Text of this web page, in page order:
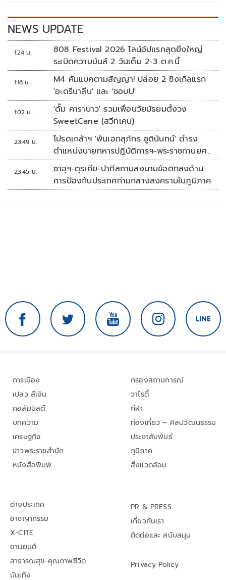
k k
NEWS UPDATE
1:24 น.
808 Festival 2026 ไลน์อัปแรกสุดยิ่งใหญ่
ระเบิดความมันส์ 2 วันเต็ม 2-3 ต.ค.นี้
1:16 น.
M4 คัมแบคตามสัญญา! ปล่อย 2 ซิงเกิลแรก
'อะดรีนาลีน' และ 'ชอบU'
1:02 น.
'ดั๊ม คาราบาว' รวมเพื่อนวัยมัธยมตั้งวง
SweetCane (สวีทเคน)
23:49 น.
โปรดเกล้าฯ 'พันเอกสุภัทร ชูตินันทน์' ดำรง
ตำแหน่งนายทหารปฏิบัติการฯ-พระราชทานยศ
'พลตรี'
23:45 น.
ซาอุฯ-ตุรเคีย-ปากีสถานลงนามข้อตกลงด้าน
การป้องกันประเทศท่ามกลางสงครามในภูมิภาค
การเมือง
เปลว สีเงิน
คอลัมนิสต์
บทความ
เศรษฐกิจ
ข่าวพระราชสำนัก
หนังสือพิมพ์
กรองสถานการณ์
วาไรตี้
กีฬา
ท่องเที่ยว – ศิลปวัฒนธรรม
ประชาสัมพันธ์
ภูมิภาค
สิ่งแวดล้อม
ต่างประเทศ
อาชญากรรม
X-CITE
ยานยนต์
สาธารณสุข-คุณภาพชีวิต
บันเทิง
PR & PRESS
เกี่ยวกับเรา
ติดต่อและ สนับสนุน
Privacy Policy